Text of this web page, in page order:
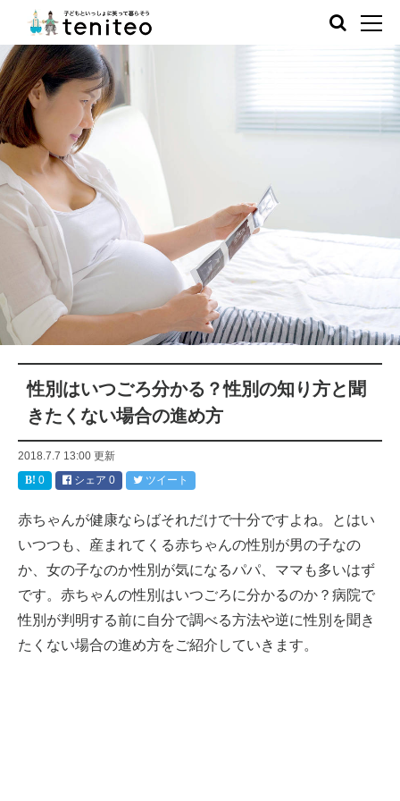
性別はいつごろ分かる？性別の知り方と聞
きたくない場合の進め方
2018.7.7 13:00 更新
0
シェア 0 ツイート
赤ちゃんが健康ならばそれだけで十分ですよね。とはい
いつつも、産まれてくる赤ちゃんの性別が男の子なの
か、女の子なのか性別が気になるパパ、ママも多いはず
です。赤ちゃんの性別はいつごろに分かるのか？病院で
性別が判明する前に自分で調べる方法や逆に性別を聞き
たくない場合の進め方をご紹介していきます。